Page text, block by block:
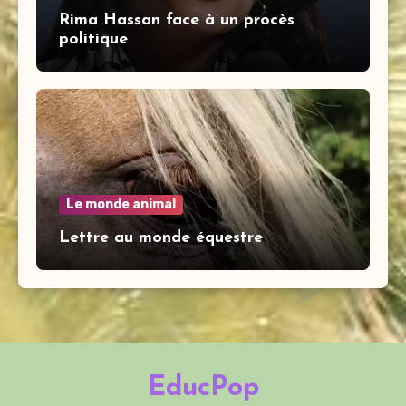
Rima Hassan face à un procès
politique
Le monde animal
Lettre au monde équestre
EducPop